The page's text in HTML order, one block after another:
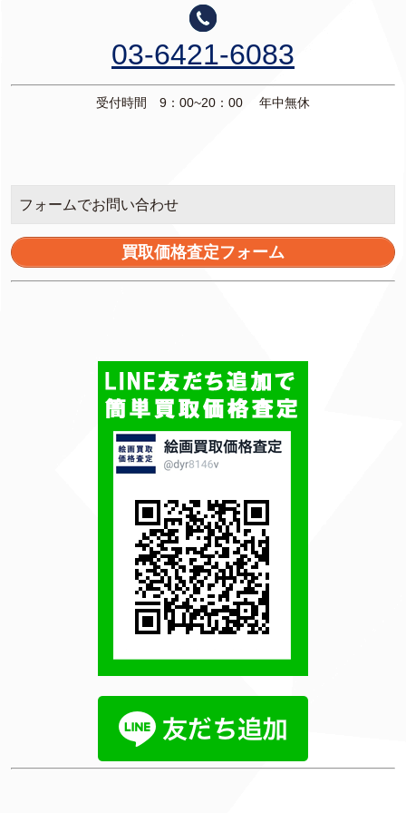
03-6421-6083
受付時間 9：00~20：00 年中無休
フォームでお問い合わせ
買取価格査定フォーム